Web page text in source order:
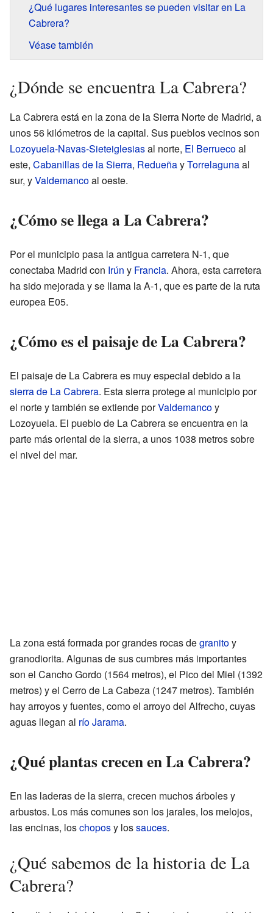
¿Qué lugares interesantes se pueden visitar en La
Cabrera?
Véase también
¿Dónde se encuentra La Cabrera?
La Cabrera está en la zona de la Sierra Norte de Madrid, a
unos 56 kilómetros de la capital. Sus pueblos vecinos son
Lozoyuela-Navas-Sieteiglesiasal norte, El Berruecoal
este, Cabanillas de la Sierra, RedueñayTorrelagunaal
sur, yValdemancoal oeste.
¿Cómo se llega a La Cabrera?
Por el municipio pasa la antigua carretera N-1, que
conectaba Madrid con Irún y Francia. Ahora, esta carretera
ha sido mejorada y se llama la A-1, que es parte de la ruta
europea E05.
¿Cómo es el paisaje de La Cabrera?
El paisaje de La Cabrera es muy especial debido a la
sierra de La Cabrera. Esta sierra protege al municipio por
el norte y también se extiende porValdemancoy
Lozoyuela. El pueblo de La Cabrera se encuentra en la
parte más oriental de la sierra, a unos 1038 metros sobre
el nivel del mar.
La zona está formada por grandes rocas degranitoy
granodiorita. Algunas de sus cumbres más importantes
son el Cancho Gordo (1564 metros), el Pico del Miel (1392
metros) y el Cerro de La Cabeza (1247 metros). También
hay arroyos y fuentes, como el arroyo del Alfrecho, cuyas
aguas llegan al río Jarama.
¿Qué plantas crecen en La Cabrera?
En las laderas de la sierra, crecen muchos árboles y
arbustos. Los más comunes son los jarales, los melojos,
las encinas, loschoposy lossauces.
¿Qué sabemos de la historia de La
Cabrera?